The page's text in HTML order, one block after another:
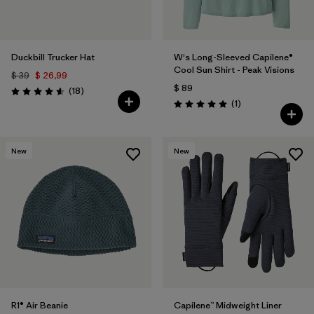
Duckbill Trucker Hat
$ 39 $ 26,99
Valoración: 4.6 / 5
(18Comentarios
)
W's Long-Sleeved Capilene®
Cool Sun Shirt - Peak Visions
$ 89
Valoración: 5.0 / 5
(1Comentarios
)
New
R1® Air Beanie
New
Capilene™ Midweight Liner